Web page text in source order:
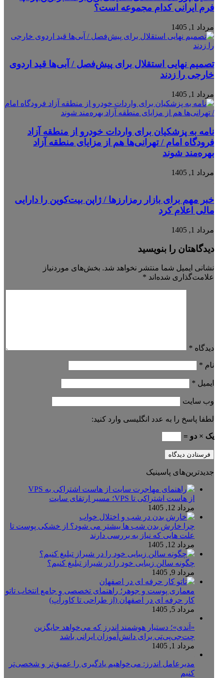
فرم ایرانی کدام مجموعه است؟
مرداد 1, 1405
تصمیم نهایی استقلال برای پیش‌فصل / آبی‌ها قید اردوی
خارجی را زدند
مرداد 1, 1405
نامه به پزشکیان برای واردات خودرو از منطقه آزاد
فرودگاه امام / تهرانی‌ها هم از مزایای منطقه آزاد
بهره‌مند شوند
مرداد 1, 1405
خبر مهم برای بازار رمزارزها / ژاپن بیت‌کوین را دارایی
مالی اعلام کرد
مرداد 1, 1405
دیدگاهتان را بنویسید
نشانی ایمیل شما منتشر نخواهد شد. بخش‌های موردنیاز
علامت‌گذاری شده‌اند *
دیدگاه *
نام *
ایمیل *
وب‌ سایت
لطفا پاسخ را به عدد انگلیسی وارد کنید:
یک × دو =
جدیدترین‌های پاسینیک
از هاست اشتراکی تا VPS؛ مسیر ارتقای سایت
مرداد 12, 1405
چرا خارش بدن شب ها بیشتر می شود؟ از خشکی پوست تا
علت هایی که نیاز به بررسی دارند
مرداد 12, 1405
چگونه سالن زیبایی خود را در شیراز تبلیغ کنیم؟
مرداد 9, 1405
معماری پوست و جوهر؛ راهنمای تخصصی و جامع انتخاب تاتو
کار حرفه ای در اصفهان (از طراحی تا کاورآپ)
مرداد 5, 1405
«اَندی»؛ دستیار هوشمند اندرز که می‌خواهد جایگزین
چت‌جی‌پی‌تی برای دانش‌آموزان ایرانی باشد
مرداد 1, 1405
مدیرعامل اندرز: می‌خواهیم یادگیری را عمیق‌تر و شخصی‌تر
کنیم